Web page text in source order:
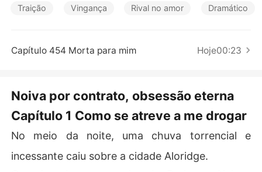
Acontecia que seu noivo e sua irmã haviam traído sua c
estavam curiosos para ver quanto tempo ela aguentari
a naquele casamento.
Determinada a se vingar e recuperar sua dignidade, Bet
hany não esperava nada além de uma transação fria.
Traição Vingança Rival no amor Dramático
Capítulo 454 Morta para mim Hoje00:23
Noiva por contrato, obsessão eterna
Capítulo 1 Como se atreve a me drogar
No meio da noite, uma chuva torrencial e
incessante caiu sobre a cidade Aloridge.